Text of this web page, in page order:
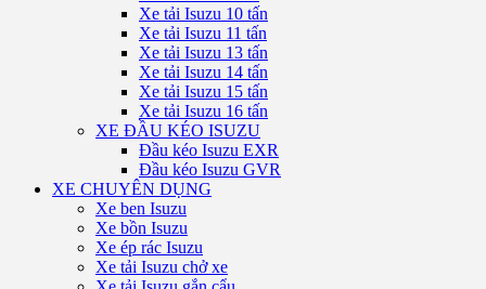
Xe tải Isuzu 10 tấn
Xe tải Isuzu 11 tấn
Xe tải Isuzu 13 tấn
Xe tải Isuzu 14 tấn
Xe tải Isuzu 15 tấn
Xe tải Isuzu 16 tấn
XE ĐẦU KÉO ISUZU
Đầu kéo Isuzu EXR
Đầu kéo Isuzu GVR
XE CHUYÊN DỤNG
Xe ben Isuzu
Xe bồn Isuzu
Xe ép rác Isuzu
Xe tải Isuzu chở xe